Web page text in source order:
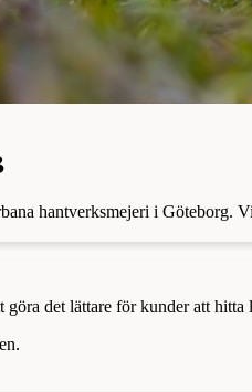
hantverksmejeri i Göteborg.
det lättare för kunder att